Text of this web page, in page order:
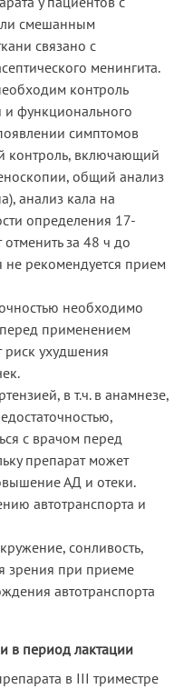
смешанным
связано с
менингита.
контроль
функционального
симптомов
контроль, включающий
общий анализ
анализ кала на
определения 17-
отменить за 48 ч до
не рекомендуется прием
необходимо
перед применением
риск ухудшения
в т.ч. в анамнезе,
с врачом перед
препарат может
АД и отеки.
автотранспорта и
сонливость,
зрения при приеме
автотранспорта
в период лактации
в III триместре